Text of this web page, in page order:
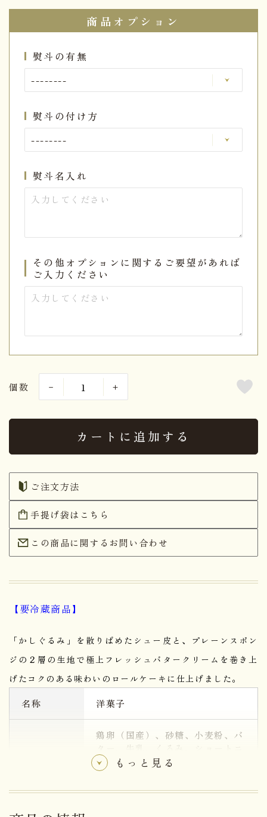
商品オプション
熨斗の有無
熨斗の付け方
熨斗名入れ
その他オプションに関するご要望があれば
ご入力ください
個数
カートに追加する
ご注文方法
手提げ袋はこちら
この商品に関するお問い合わせ
【要冷蔵商品】
「かしぐるみ」を散りばめたシュー皮と、プレーンスポン
ジの２層の生地で極上フレッシュバタークリームを巻き上
げたコクのある味わいのロールケーキに仕上げました。
名称 洋菓子
原材料名
鶏卵（国産）、砂糖、小麦粉、バ
ター、牛乳、くるみ、ショートニ
ング、葛粉、蜂蜜、アーモンド、
加糖卵黄、卵黄粉末、ラム酒、コ
ーンスターチ、食塩／乳化剤、ク
もっと見る